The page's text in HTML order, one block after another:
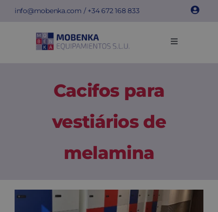
Skipinfo@mobenka.com / +34672 168 833
Toggle
Empresa
Cacifos para
vestiários de
melamina